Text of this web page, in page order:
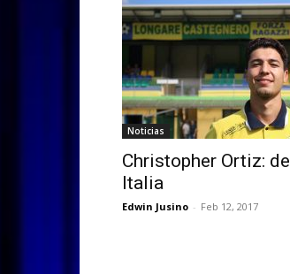
Noticias
Christopher Ortiz:
Italia
Edwin Jusino - Feb 12, 2017